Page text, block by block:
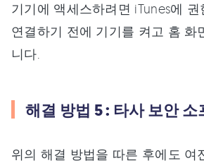
기기에 액세스하려면 iTunes에
연결하기 전에 기기를 켜고 홈 화
니다.
해결 방법 5 : 타사 보안
위의 해결 방법을 따른 후에도 여